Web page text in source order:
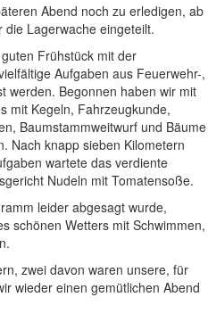
Abend noch zu erledigen, ab
Lagerwache eingeteilt.
Frühstück mit der
Aufgaben aus Feuerwehr-,
werden. Begonnen haben wir mit
mit Kegeln, Fahrzeugkunde,
Baumstammweitwurf und Bäume
Nach knapp sieben Kilometern
wartete das verdiente
Nudeln mit Tomatensoße.
leider abgesagt wurde,
schönen Wetters mit Schwimmen,
zwei davon waren unsere, für
wieder einen gemütlichen Abend